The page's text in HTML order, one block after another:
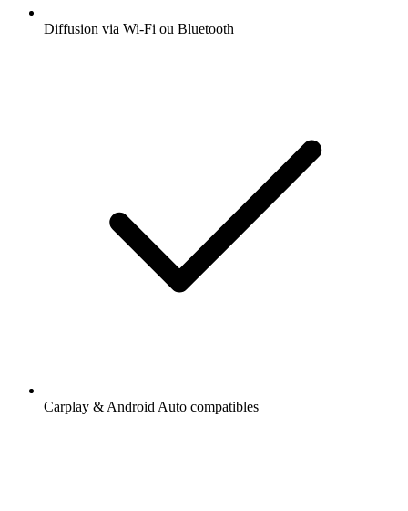
Diffusion via Wi-Fi ou Bluetooth
Carplay & Android Auto compatibles